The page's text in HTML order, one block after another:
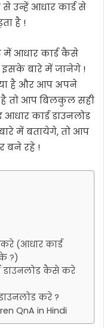
उन्हें आधार कार्ड से
है !
आधार कार्ड कैसे
इसके बारे में जानेगे !
है और आप अपने
है तो आप बिलकुल सही
कार्ड डाउनलोड
में बतायेगे, तो आप
बने रहे !
(आधार कार्ड
?)
डाउनलोड कैसे करे
करे ?
QnA in Hindi